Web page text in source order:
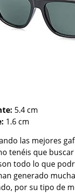
5.4 cm
1.6 cm
las mejores
tenéis que buscar
todo lo que
generado
por su tipo de